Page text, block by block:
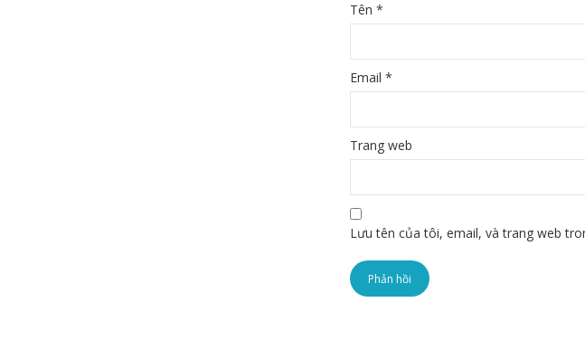
Tên *
Email *
Trang web
Lưu tên của tôi, email, và trang web